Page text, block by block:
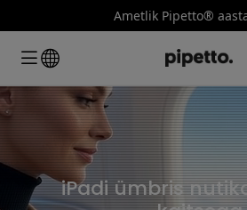
Ametlik Pipetto®
iPadi ümbris